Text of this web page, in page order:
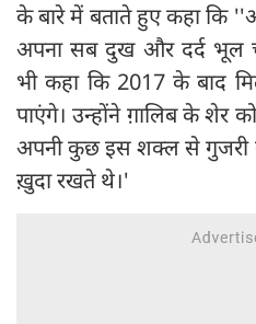
के बारे में बताते हुए कहा कि
अपना सब दुख और दर्द भूल
भी कहा कि 2017 के बाद
पाएंगे। उन्होंने ग़ालिब के शेर
अपनी कुछ इस शक्ल से गुजरी
ख़ुदा रखते थे।'